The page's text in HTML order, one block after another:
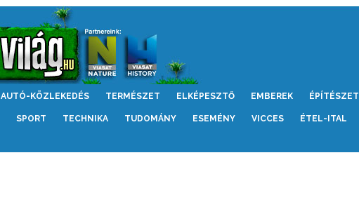
AUTÓ-KÖZLEKEDÉS TERMÉSZET ELKÉPESZTŐ EMBEREK ÉPÍTÉSZET
SPORT TECHNIKA TUDOMÁNY ESEMÉNY VICCES ÉTEL-ITAL